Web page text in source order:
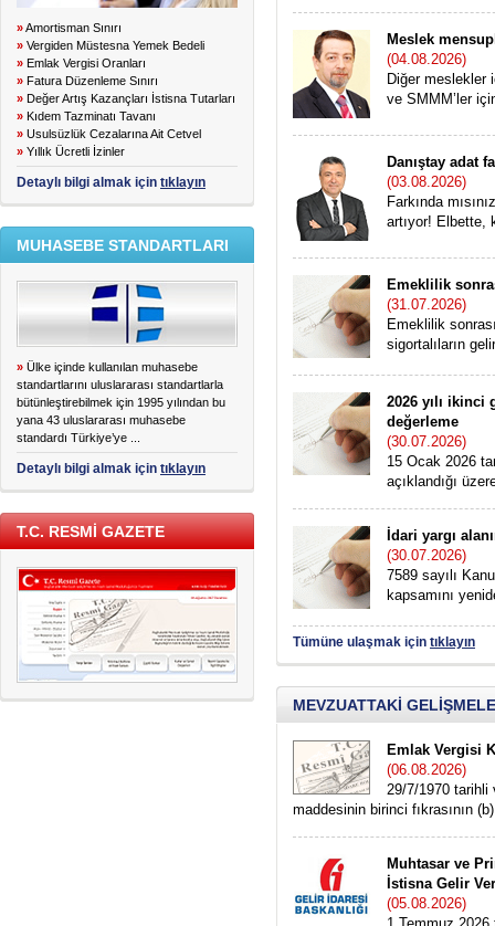
»Amortisman Sınırı
» Vergiden Müstesna Yemek Bedeli
» Emlak Vergisi Oranları
» Fatura Düzenleme Sınırı
» Değer Artış Kazançları İstisna Tutarları
» Kıdem Tazminatı Tavanı
» Usulsüzlük Cezalarına Ait Cetvel
» Yıllık Ücretli İzinler
Detaylı bilgi almak için tıklayın
MUHASEBE STANDARTLARI
» Ülke içinde kullanılan muhasebe
standartlarını uluslararası standartlarla
bütünleştirebilmek için 1995 yılından bu
yana 43 uluslararası muhasebe
standardı Türkiye’ye ...
Detaylı bilgi almak için tıklayın
T.C. RESMİ GAZETE
Meslek
(04.08.2026)
Diğer meslekler
ve SMMM’ler
Danıştay adat
(03.08.2026)
Farkında
artıyor! Elbette,
Emeklilik
(31.07.2026)
Emeklilik
sigortalıların
2026 yılı
değerleme
(30.07.2026)
15 Ocak 2026
açıklandığı
İdari yargı
(30.07.2026)
7589 sayılı
kapsamını
Tümüne ulaşmak için tıklayın
MEVZUATTAKİ
Emlak Vergisi
(06.08.2026)
29/7/1970 tarihli
maddesinin birinci fıkrasının
Muhtasar ve
İstisna Gelir
(05.08.2026)